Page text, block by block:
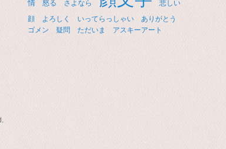
顔
よろしく いってらっしゃい
ありがとう
ゴメン
疑問 ただいま アスキーアート